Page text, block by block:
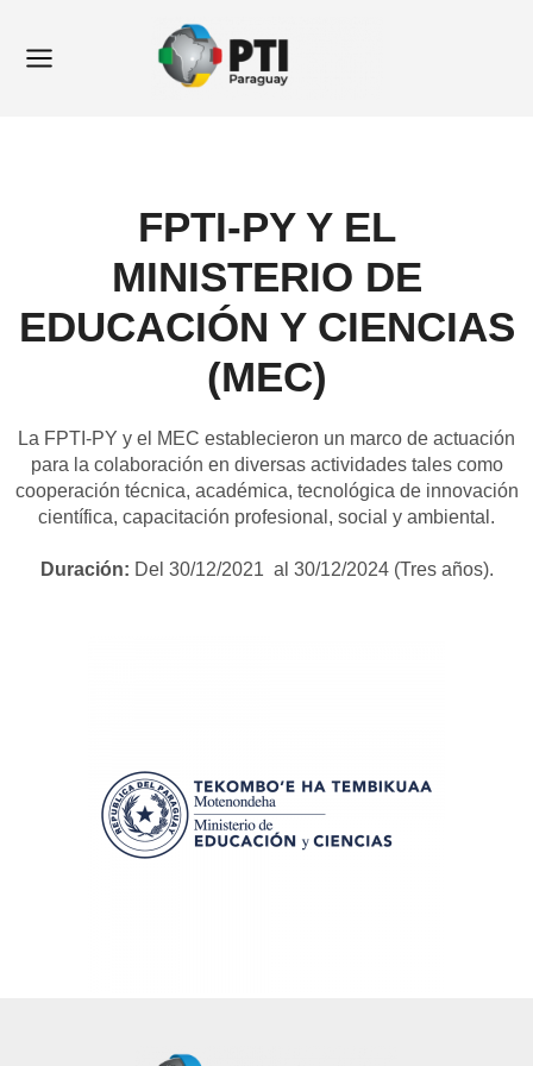
contenido
Menu
FPTI-PY Y EL
MINISTERIO DE
EDUCACIÓN Y CIENCIAS
(MEC)
La FPTI-PY y el MEC establecieron un marco de actuación
para la colaboración en diversas actividades tales como
cooperación técnica, académica, tecnológica de innovación
científica, capacitación profesional, social y ambiental.
Duración: Del 30/12/2021 al 30/12/2024 (Tres años).